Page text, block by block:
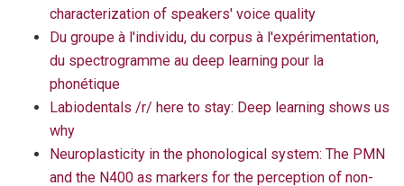
characterization of speakers' voice quality
Du groupe à l'individu, du corpus à l'expérimentation,
du spectrogramme au deep learning pour la
phonétique
Labiodentals /r/ here to stay: Deep learning shows us
why
Neuroplasticity in the phonological system: The PMN
and the N400 as markers for the perception of non-